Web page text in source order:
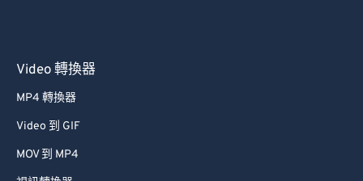
Video 轉換器
MP4 轉換器
Video 到 GIF
MOV 到 MP4